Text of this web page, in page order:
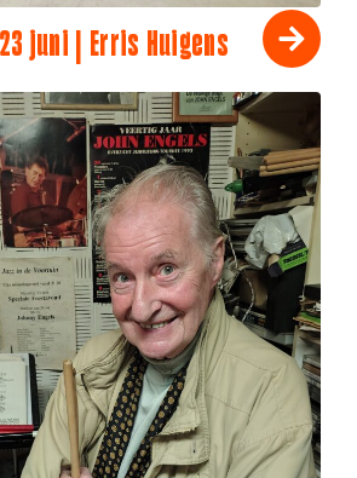
juni | Erris Huigens